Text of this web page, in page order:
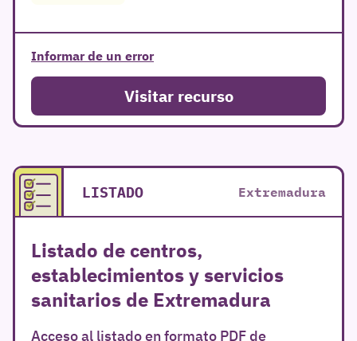
Informar de un error
Visitar recurso
LISTADO Extremadura
Listado de centros,
establecimientos y servicios
sanitarios de Extremadura
Acceso al listado en formato PDF de